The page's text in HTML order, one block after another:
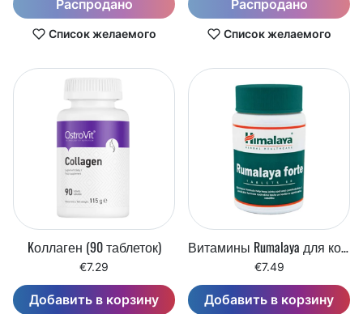
Распродано
Список желаемого
Распродано
Список желаемого
Kоллаген (90 таблеток)
€7.29
Добавить в корзину
Витамины Rumalaya для костей и суставов (60 таблеток)
€7.49
Добавить в корзину